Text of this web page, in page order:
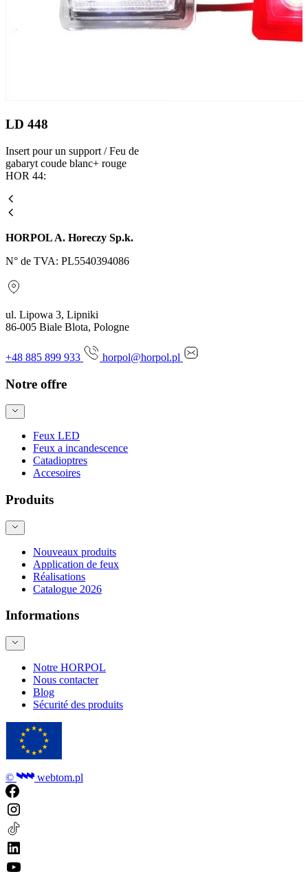
LD 448
Insert pour un support / Feu de
gabaryt coude blanc+ rouge
HOR 44:
HORPOL A. Horeczy Sp.k.
N° de TVA: PL5540394086
ul. Lipowa 3, Lipniki
86-005 Biale Blota, Pologne
+48 885 899 933 horpol@horpol.pl
Notre offre
Feux LED
Feux a incandescence
Catadioptres
Accesoires
Produits
Nouveaux produits
Application de feux
Réalisations
Catalogue 2026
Informations
Notre HORPOL
Nous contacter
Blog
Sécurité des produits
© webtom.pl